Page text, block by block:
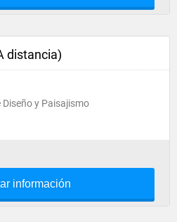
distancia)
Diseño y Paisajismo
información